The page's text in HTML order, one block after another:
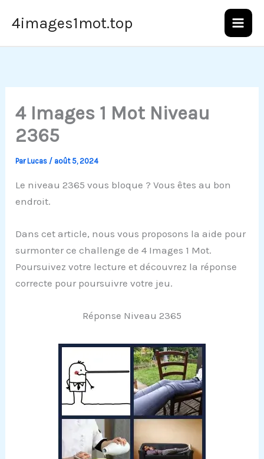
4images1mot.top
4 Images 1 Mot Niveau
2365
ParLucas / août 5, 2024
Le niveau 2365 vous bloque ? Vous êtes au bon
endroit.
Dans cet article, nous vous proposons la aide pour
surmonter ce challenge de 4 Images 1 Mot.
Poursuivez votre lecture et découvrez la réponse
correcte pour poursuivre votre jeu.
Réponse Niveau 2365